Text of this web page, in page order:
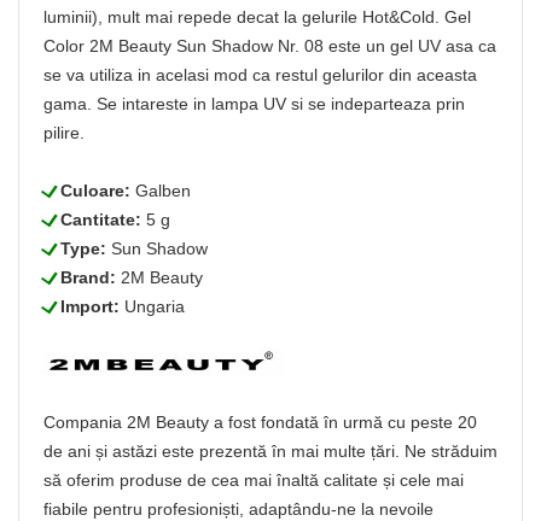
luminii), mult mai repede decat la gelurile Hot&Cold. Gel
Color 2M Beauty Sun Shadow Nr. 08 este un gel UV asa ca
se va utiliza in acelasi mod ca restul gelurilor din aceasta
gama. Se intareste in lampa UV si se indeparteaza prin
pilire.
LCuloare: Galben
LCantitate: 5 g
LType: Sun Shadow
LBrand: 2M Beauty
LImport: Ungaria
Compania 2M Beauty a fost fondată în urmă cu peste 20
de ani și astăzi este prezentă în mai multe țări. Ne străduim
să oferim produse de cea mai înaltă calitate și cele mai
fiabile pentru profesioniști, adaptându-ne la nevoile